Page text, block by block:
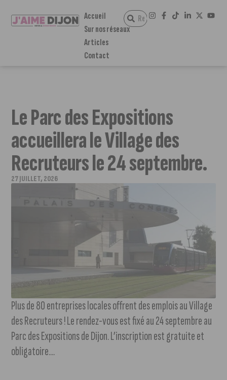
Accueil
Sur nos réseaux
Articles
Contact
Le Parc des Expositions
accueillera le Village des
Recruteurs le 24 septembre.
27 JUILLET, 2026
Plus de 80 entreprises locales offrent des emplois au Village
des Recruteurs ! Le rendez-vous est fixé au 24 septembre au
Parc des Expositions de Dijon. L’inscription est gratuite et
obligatoire....